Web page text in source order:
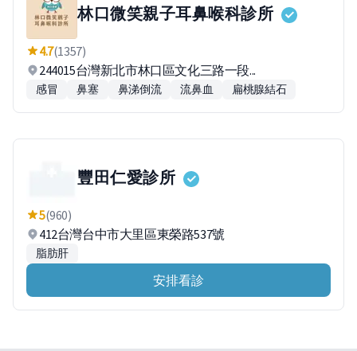
林口微笑親子耳鼻喉科診所
4.7(1357)
244015台灣新北市林口區文化三路一段...
感冒 鼻塞 鼻涕倒流 流鼻血 扁桃腺結石
豐田仁愛診所
5(960)
412台灣台中市大里區東榮路537號
脂肪肝
安排看診